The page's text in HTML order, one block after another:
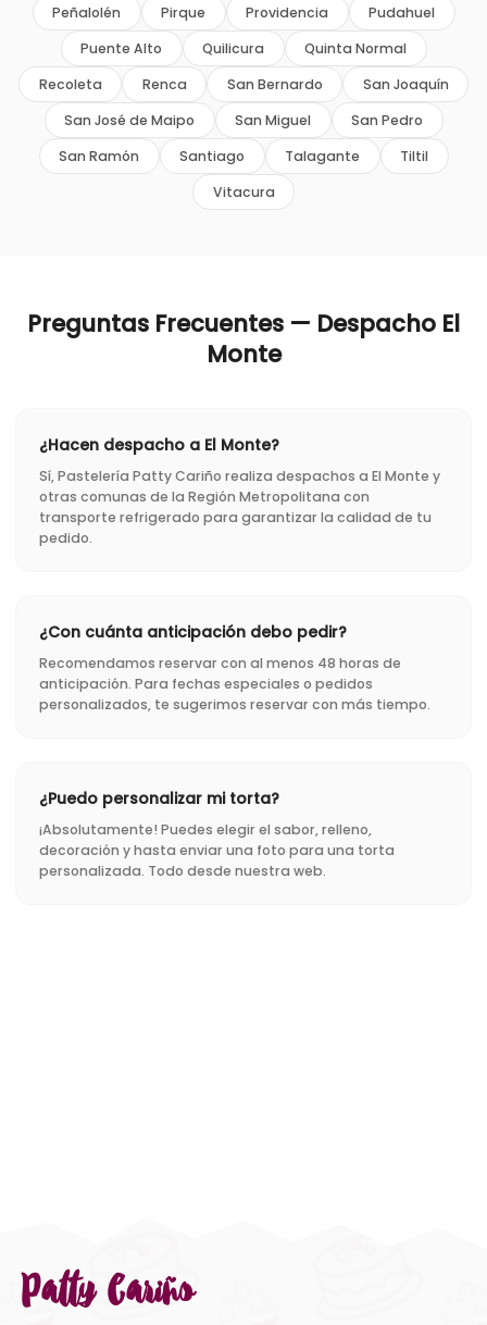
Peñalolén Pirque Providencia
Pudahuel
Puente Alto
Quilicura
Quinta Normal
Recoleta
Renca San Bernardo
San Joaquín
San José de Maipo
San Miguel
San Pedro
San Ramón
Santiago Talagante
Tiltil
Vitacura
Preguntas Frecuentes — Despacho El
Monte
¿Hacen despacho a El Monte?
Sí, Pastelería Patty Cariño realiza despachos a El Monte y
otras comunas de la Región Metropolitana con
transporte refrigerado para garantizar la calidad de tu
pedido.
¿Con cuánta anticipación debo pedir?
Recomendamos reservar con al menos 48 horas de
anticipación. Para fechas especiales o pedidos
personalizados, te sugerimos reservar con más tiempo.
¿Puedo personalizar mi torta?
¡Absolutamente! Puedes elegir el sabor, relleno,
decoración y hasta enviar una foto para una torta
personalizada. Todo desde nuestra web.
Patty Cariño